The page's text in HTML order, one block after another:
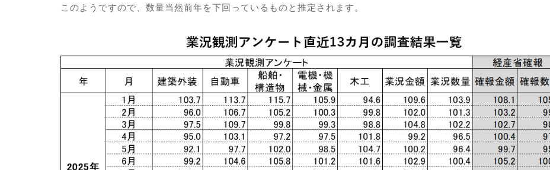
このようですので、数量当然前年を下回っているものと推定されます。